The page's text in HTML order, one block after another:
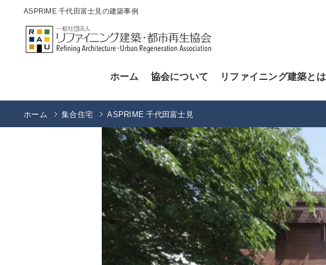
ASPRIME 千代田富士見の建築事例
ホーム 協会について リファイニング建築とは
ホーム 集合住宅 ASPRIME 千代田富士見